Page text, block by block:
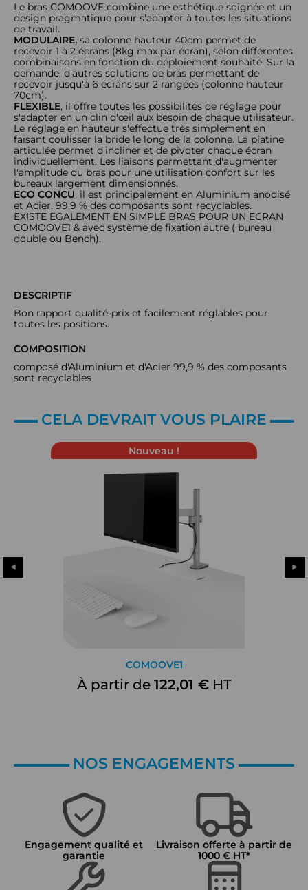
Le bras COMOOVE combine une esthétique soignée et un
design pragmatique pour s'adapter à toutes les situations
de travail.
MODULAIRE, sa colonne hauteur 40cm permet de
recevoir 1 à 2 écrans (8kg max par écran), selon différentes
combinaisons en fonction du déploiement souhaité. Sur la
demande, d'autres solutions de bras permettant de
recevoir jusqu'à 6 écrans sur 2 rangées (colonne hauteur
70cm).
FLEXIBLE, il offre toutes les possibilités de réglage pour
s'adapter en un clin d'œil aux besoin de chaque utilisateur.
Le réglage en hauteur s'effectue très simplement en
faisant coulisser la bride le long de la colonne. La platine
articulée permet d'incliner et de pivoter chaque écran
individuellement. Les liaisons permettant d'augmenter
l'amplitude du bras pour une utilisation confort sur les
bureaux largement dimensionnés.
ECO CONCU, il est principalement en Aluminium anodisé
et Acier. 99,9 % des composants sont recyclables.
EXISTE EGALEMENT EN SIMPLE BRAS POUR UN ECRAN
COMOOVE1 & avec système de fixation autre ( bureau
double ou Bench).
DESCRIPTIF
Bon rapport qualité-prix et facilement réglables pour
toutes les positions.
COMPOSITION
composé d'Aluminium et d'Acier 99,9 % des composants
sont recyclables
CELA DEVRAIT VOUS PLAIRE
Nouveau !
COMOOVE1
À partir de 122,01 €HT
NOS ENGAGEMENTS
Engagement qualité et
garantie
Livraison offerte à partir de
1000 € HT*